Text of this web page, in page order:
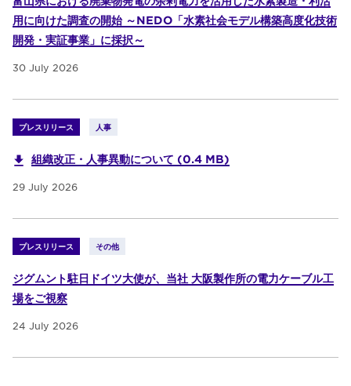
用に向けた調査の開始 ～NEDO「水素社会モデル構築高度化技術
開発・実証事業」に採択～
30 July 2026
プレスリリース 人事
組織改正・人事異動について (0.4 MB)
29 July 2026
プレスリリース その他
ジグムント駐日ドイツ大使が、当社 大阪製作所の電力ケーブル工
場をご視察
24 July 2026